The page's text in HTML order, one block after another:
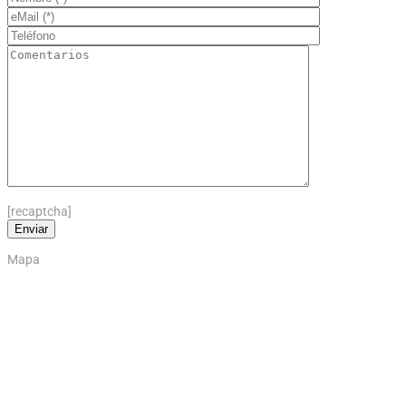
[recaptcha]
Mapa